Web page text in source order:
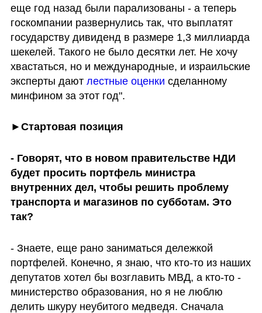
еще год назад были парализованы - а теперь
госкомпании развернулись так, что выплатят
государству дивиденд в размере 1,3 миллиарда
шекелей. Такого не было десятки лет. Не хочу
хвастаться, но и международные, и израильские
эксперты дают лестные оценки сделанному
минфином за этот год".
►Стартовая позиция
- Говорят, что в новом правительстве НДИ
будет просить портфель министра
внутренних дел, чтобы решить проблему
транспорта и магазинов по субботам. Это
так?
- Знаете, еще рано заниматься дележкой
портфелей. Конечно, я знаю, что кто-то из наших
депутатов хотел бы возглавить МВД, а кто-то -
министерство образования, но я не люблю
делить шкуру неубитого медведя. Сначала